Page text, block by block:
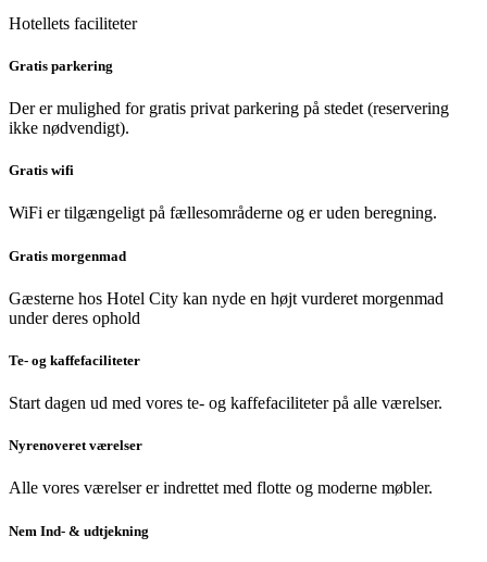
Hotellets faciliteter
Gratis parkering
Der er mulighed for gratis privat parkering på stedet (reservering
ikke nødvendigt).
Gratis wifi
WiFi er tilgængeligt på fællesområderne og er uden beregning.
Gratis morgenmad
Gæsterne hos Hotel City kan nyde en højt vurderet morgenmad
under deres ophold
Te- og kaffefaciliteter
Start dagen ud med vores te- og kaffefaciliteter på alle værelser.
Nyrenoveret værelser
Alle vores værelser er indrettet med flotte og moderne møbler.
Nem Ind- & udtjekning